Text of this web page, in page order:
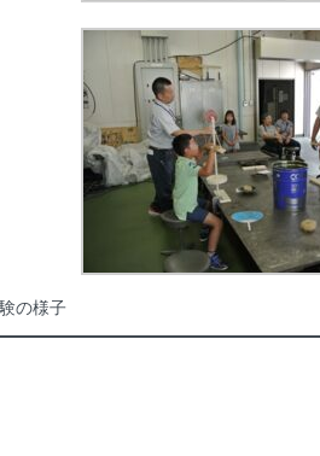
の様子